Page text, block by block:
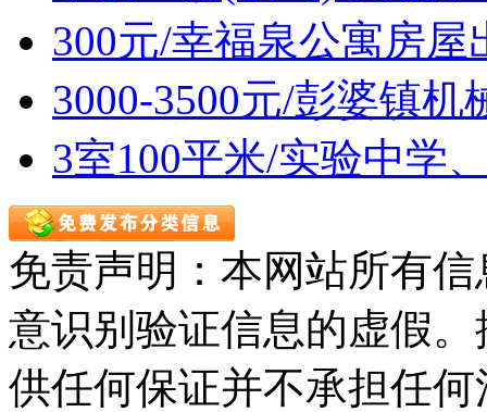
300元/幸福泉公寓房屋
3000-3500元/彭婆镇
3室100平米/实验中学
免责声明：本网站所有
意识别验证信息的虚假
供任何保证并不承担任